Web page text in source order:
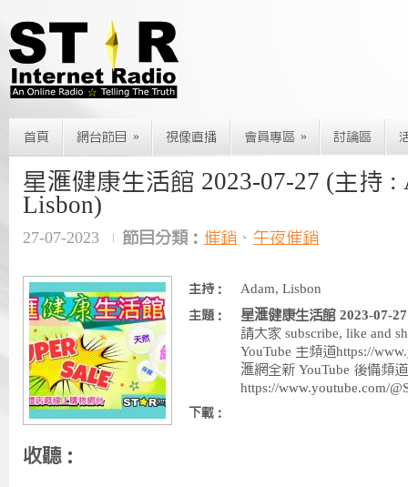
首頁 網台節目 » 視像直播 會員專區 » 討論區
星滙健康生活館 2023-07-27 (主持 :
Lisbon)
27-07-2023 節目分類： 催銷 、 午夜催銷
主持： Adam, Lisbon
主題：
星滙健康生活館 2023-07-
請大家 subscribe, like and
YouTube 主頻道https://
滙網全新 YouTube 後備頻道
https://www.youtube.com/
下載：
收聽：